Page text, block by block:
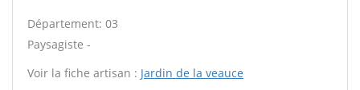
Département: 03
Paysagiste -
Voir la fiche artisan : Jardin de la veauce